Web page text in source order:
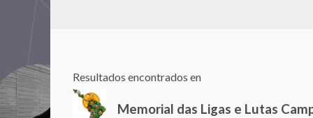
Resultados encontrados en
Memorial das Ligas e Lutas